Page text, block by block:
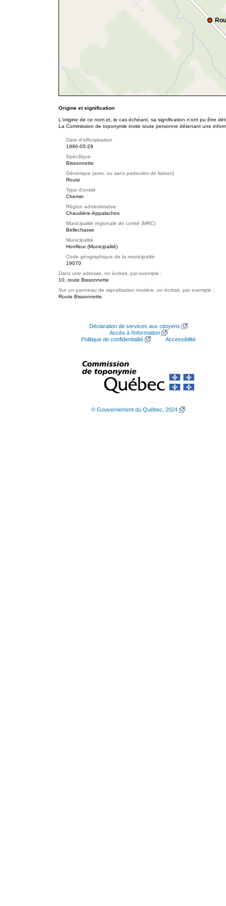
Origine et signification
L'origine de ce nom et, le cas échéant, sa signification n’ont pu être
La Commission de toponymie invite toute personne détenant une
Date d'officialisation
1980-05-29
Spécifique
Bissonnette
Générique (avec ou sans particules de liaison)
Route
Type d'entité
Chemin
Région administrative
Chaudière-Appalaches
Municipalité régionale de comté (MRC)
Bellechasse
Municipalité
Honfleur (Municipalité)
Code géographique de la municipalité
19070
Dans une adresse, on écrirait, par exemple :
10, route Bissonnette
Sur un panneau de signalisation routière, on écrirait, par exemple :
Route Bissonnette
Déclaration de services aux citoyens
Accès à l’information
Politique de confidentialité
Accessibilité
© Gouvernement du Québec, 2024